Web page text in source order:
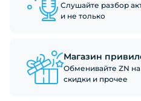
Слушайте разбор
и не только
Магазин
Обменивайте ZN
скидки и прочее